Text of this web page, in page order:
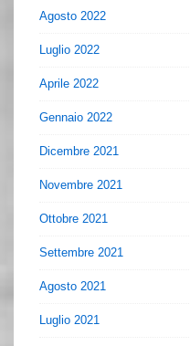
Agosto 2022
Luglio 2022
Aprile 2022
Gennaio 2022
Dicembre 2021
Novembre 2021
Ottobre 2021
Settembre 2021
Agosto 2021
Luglio 2021